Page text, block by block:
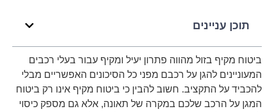
תוכן עניינים
ביטוח מקיף בזול מהווה פתרון יעיל ומקיף עבור בעלי רכבים
המעוניינים להגן על רכבם מפני כל הסיכונים האפשריים מבלי
להכביד על התקציב. חשוב להבין כי ביטוח מקיף אינו רק ביטוח
המגן על הרכב שלכם במקרה של תאונה, אלא גם מספק כיסוי